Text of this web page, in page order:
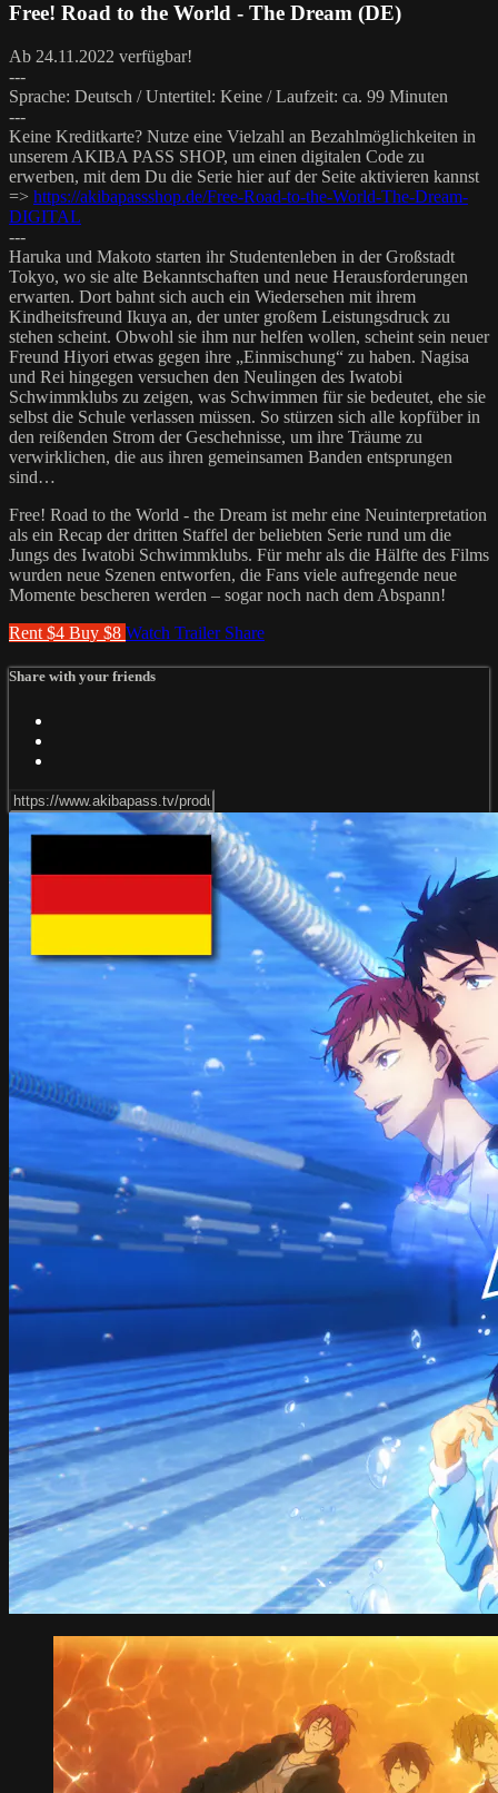
Free! Road to the World - The Dream (DE)
Ab 24.11.2022 verfügbar!
---
Sprache: Deutsch / Untertitel: Keine / Laufzeit: ca. 99 Minuten
---
Keine Kreditkarte? Nutze eine Vielzahl an Bezahlmöglichkeiten in
unserem AKIBA PASS SHOP, um einen digitalen Code zu
erwerben, mit dem Du die Serie hier auf der Seite aktivieren kannst
=> https://akibapassshop.de/Free-Road-to-the-World-The-Dream-
DIGITAL
---
Haruka und Makoto starten ihr Studentenleben in der Großstadt
Tokyo, wo sie alte Bekanntschaften und neue Herausforderungen
erwarten. Dort bahnt sich auch ein Wiedersehen mit ihrem
Kindheitsfreund Ikuya an, der unter großem Leistungsdruck zu
stehen scheint. Obwohl sie ihm nur helfen wollen, scheint sein neuer
Freund Hiyori etwas gegen ihre „Einmischung“ zu haben. Nagisa
und Rei hingegen versuchen den Neulingen des Iwatobi
Schwimmklubs zu zeigen, was Schwimmen für sie bedeutet, ehe sie
selbst die Schule verlassen müssen. So stürzen sich alle kopfüber in
den reißenden Strom der Geschehnisse, um ihre Träume zu
verwirklichen, die aus ihren gemeinsamen Banden entsprungen
sind…
Free! Road to the World - the Dream ist mehr eine Neuinterpretation
als ein Recap der dritten Staffel der beliebten Serie rund um die
Jungs des Iwatobi Schwimmklubs. Für mehr als die Hälfte des Films
wurden neue Szenen entworfen, die Fans viele aufregende neue
Momente bescheren werden – sogar noch nach dem Abspann!
Rent $4 Buy $8 Watch Trailer Share
Share with your friends